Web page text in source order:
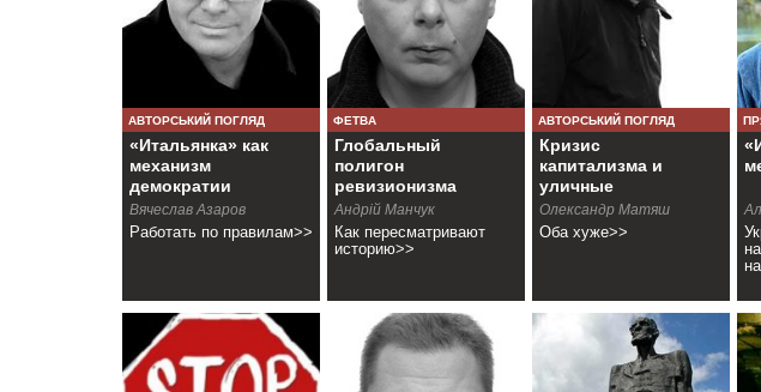
АВТОРСЬКИЙ ПОГЛЯД
«Итальянка» как
механизм
демократии
Вячеслав Азаров
Работать по правилам>>
ФЕТВА
Глобальный
полигон
ревизионизма
Андрій Манчук
Как пересматривают
историю>>
АВТОРСЬКИЙ ПОГЛЯД
Кризис
капитализма и
уличные
столкновения
Олександр Матяш
Оба хуже>>